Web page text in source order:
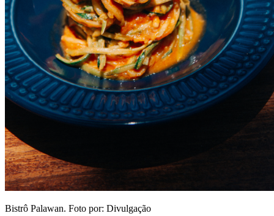
Bistrô Palawan. Foto por: Divulgação